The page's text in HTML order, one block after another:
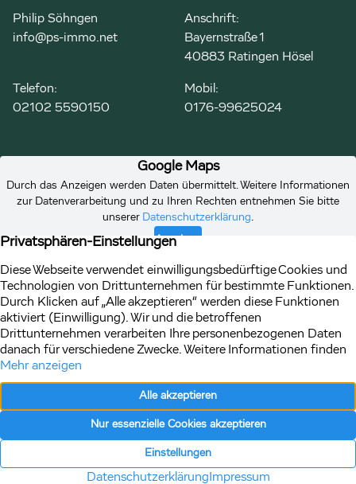
Philip Söhngen
info@ps-immo.net
Anschrift:
Bayernstraße 1
40883 Ratingen Hösel
Telefon:
02102 5590150
Mobil:
0176-99625024
Datenschutz
Vertrag
widerrufen